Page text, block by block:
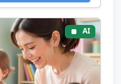
AI